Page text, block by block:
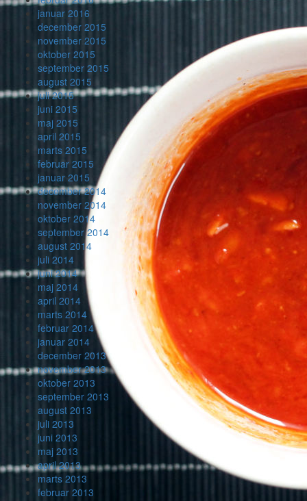
januar 2016
december 2015
november 2015
oktober 2015
september 2015
august 2015
juli 2015
juni 2015
maj 2015
april 2015
marts 2015
februar 2015
januar 2015
december 2014
november 2014
oktober 2014
september 2014
august 2014
juli 2014
juni 2014
maj 2014
april 2014
marts 2014
februar 2014
januar 2014
december 2013
november 2013
oktober 2013
september 2013
august 2013
juli 2013
juni 2013
maj 2013
april 2013
marts 2013
februar 2013